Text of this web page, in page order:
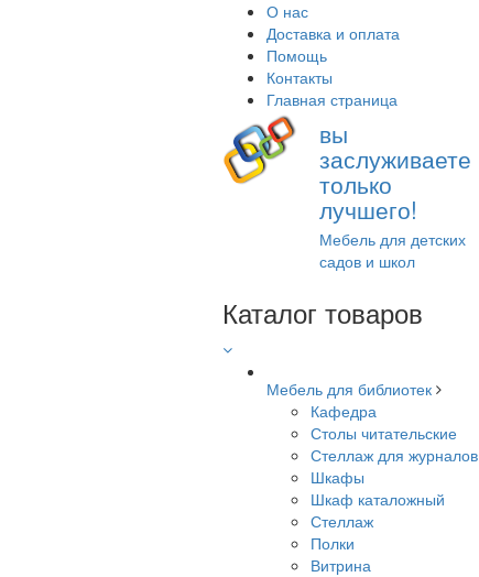
О нас
Доставка и оплата
Помощь
Контакты
Главная страница
вы
заслуживаете
только
лучшего!
Мебель для детских
садов и школ
Каталог товаров
Мебель для библиотек
Кафедра
Столы читательские
Стеллаж для журналов
Шкафы
Шкаф каталожный
Стеллаж
Полки
Витрина